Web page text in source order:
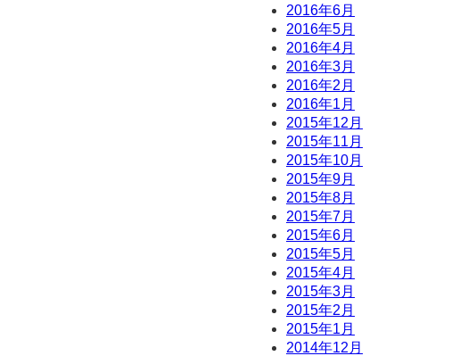
2016年6月
2016年5月
2016年4月
2016年3月
2016年2月
2016年1月
2015年12月
2015年11月
2015年10月
2015年9月
2015年8月
2015年7月
2015年6月
2015年5月
2015年4月
2015年3月
2015年2月
2015年1月
2014年12月